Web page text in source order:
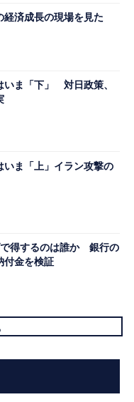
経済成長の現場を見た
いま「下」 対日政策、
いま「上」イラン攻撃の
で得するのは誰か 銀行の
付金を検証